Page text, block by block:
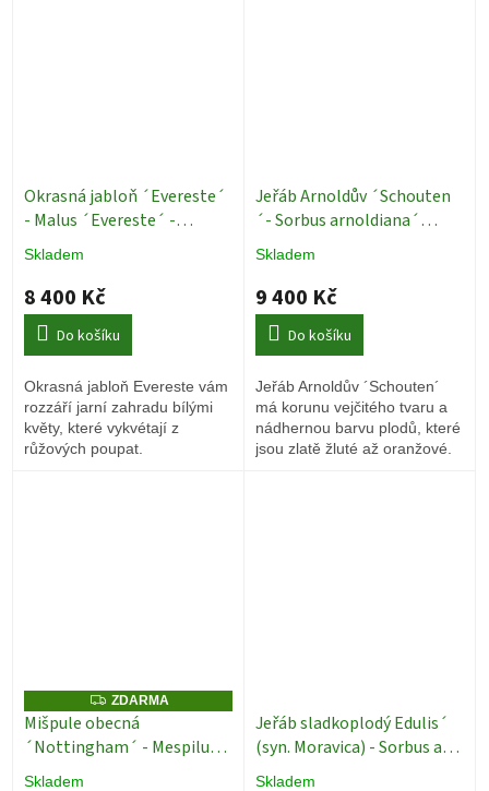
Okrasná jabloň ´Evereste´
- Malus ´Evereste´ -
vícekmen
Skladem
8 400 Kč
Do košíku
Okrasná jabloň Evereste vám
rozzáří jarní zahradu bílými
květy, které vykvétají z
růžových poupat.
Jeřáb Arnoldův ´Schouten
´- Sorbus arnoldiana´
Schouten´ - ok 16/18
Skladem
9 400 Kč
Do košíku
Jeřáb Arnoldův ´Schouten´
má korunu vejčitého tvaru a
nádhernou barvu plodů, které
jsou zlatě žluté až oranžové.
Z
D
A
R
ZDARMA
Mišpule obecná
´Nottingham´ - Mespilus
germanica - 130 - 150 cm
Skladem
Jeřáb sladkoplodý Edulis´
(syn. Moravica) - Sorbus auc.
´Edulis´ (syn. Moravica) -
Skladem